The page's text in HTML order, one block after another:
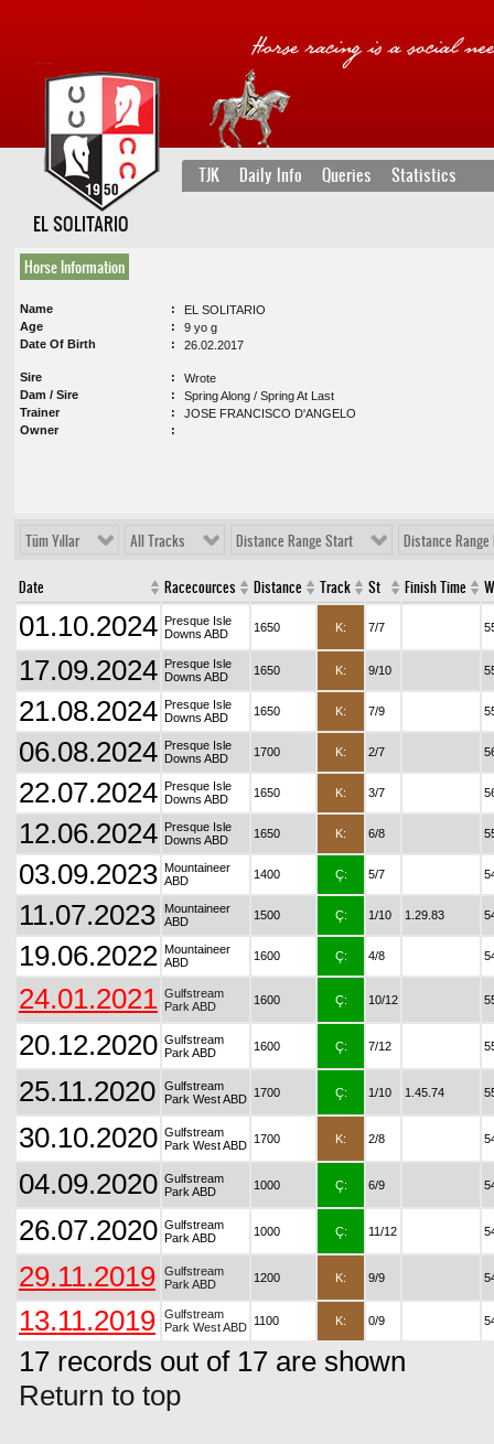
TJK Daily Info Queries Statistics
EL SOLITARIO
Horse Information
Name
EL SOLITARIO
Age
9 yo g
Date Of Birth
26.02.2017
Sire
Wrote
Dam / Sire
Spring Along / Spring At Last
Trainer
JOSE FRANCISCO D'ANGELO
Owner
Tüm Yıllar All Tracks Distance Range Start Distance Range
Date Racecources Distance Track St Finish Time
01.10.2024 Presque Isle
Downs ABD
1650 K: 7/7
17.09.2024 Presque Isle
Downs ABD
1650 K: 9/10
21.08.2024 Presque Isle
Downs ABD
1650 K: 7/9
06.08.2024 Presque Isle
Downs ABD
1700 K: 2/7
22.07.2024 Presque Isle
Downs ABD
1650 K: 3/7
12.06.2024 Presque Isle
Downs ABD
1650 K: 6/8
03.09.2023 Mountaineer
ABD
1400 Ç: 5/7
11.07.2023
Mountaineer
ABD
1500 Ç: 1/10 1.29.83
19.06.2022 Mountaineer
ABD
1600 Ç: 4/8
24.01.2021 Gulfstream
Park ABD
1600 Ç: 10/12
20.12.2020 Gulfstream
Park ABD
1600 Ç: 7/12
25.11.2020
Gulfstream
Park West ABD 1700 Ç: 1/10 1.45.74
30.10.2020 Gulfstream
Park West ABD 1700 K: 2/8
04.09.2020 Gulfstream
Park ABD
1000 Ç: 6/9
26.07.2020 Gulfstream
Park ABD
1000 Ç: 11/12
29.11.2019
Gulfstream
Park ABD
1200 K: 9/9
13.11.2019
Gulfstream
Park West ABD 1100 K: 0/9
17 records out of 17 are shown
Return to top